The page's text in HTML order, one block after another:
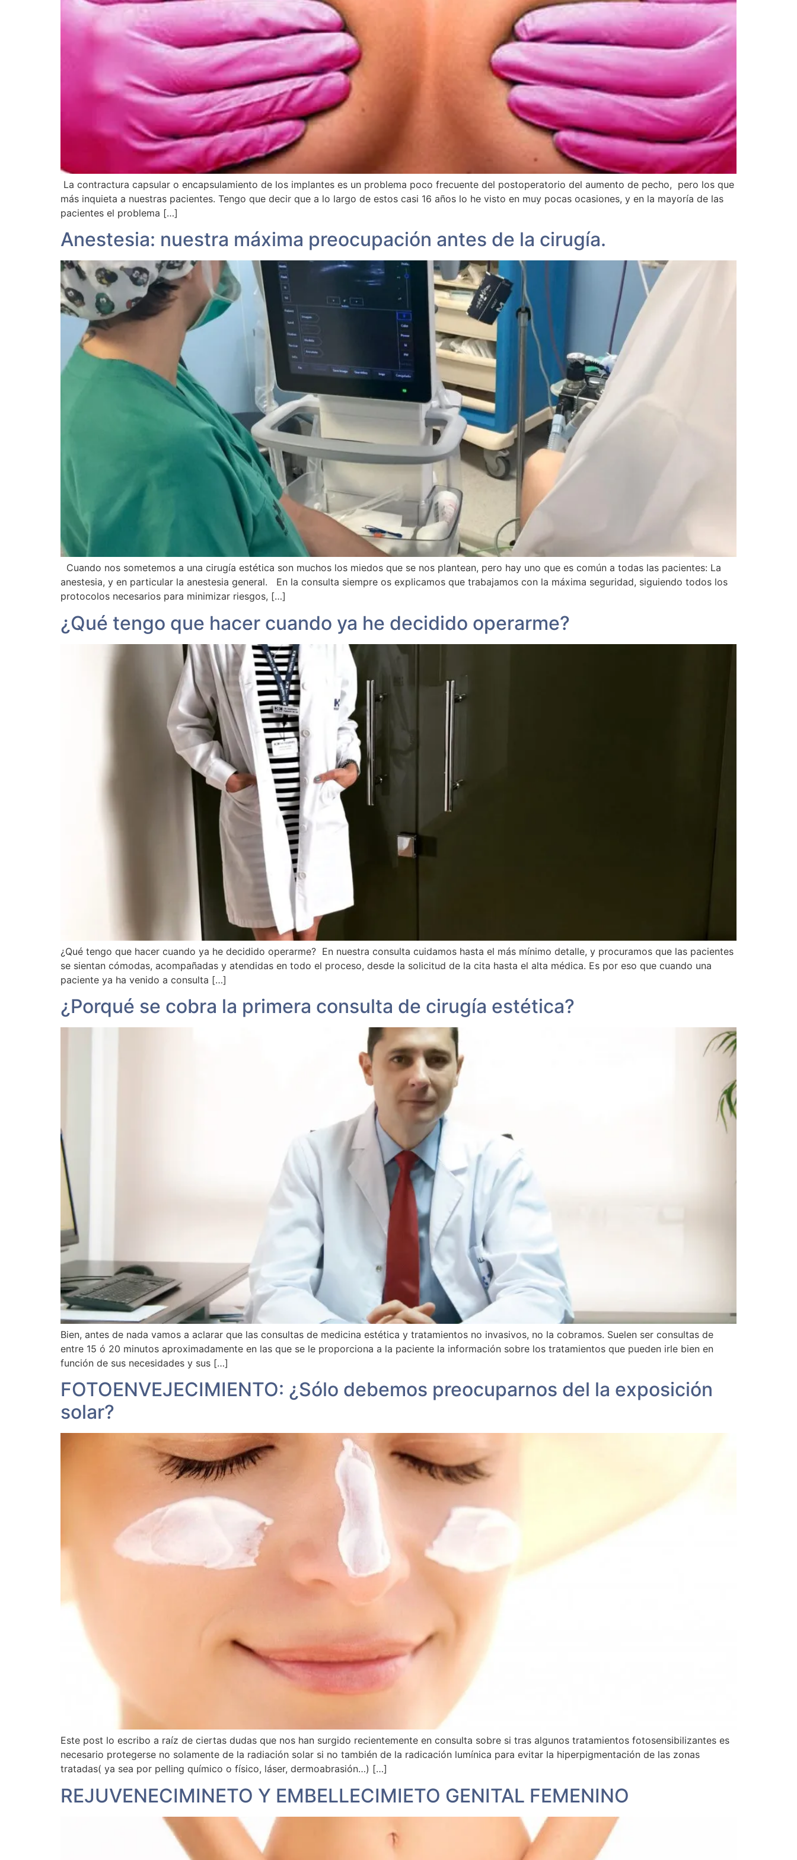
La contractura capsular o encapsulamiento de los implantes es un problema poco frecuente del postoperatorio del aumento de pecho, pero los que
más inquieta a nuestras pacientes. Tengo que decir que a lo largo de estos casi 16 años lo he visto en muy pocas ocasiones, y en la mayoría de las
pacientes el problema […]
Anestesia: nuestra máxima preocupación antes de la cirugía.
Cuando nos sometemos a una cirugía estética son muchos los miedos que se nos plantean, pero hay uno que es común a todas las pacientes: La
anestesia, y en particular la anestesia general. En la consulta siempre os explicamos que trabajamos con la máxima seguridad, siguiendo todos los
protocolos necesarios para minimizar riesgos, […]
¿Qué tengo que hacer cuando ya he decidido operarme?
¿Qué tengo que hacer cuando ya he decidido operarme? En nuestra consulta cuidamos hasta el más mínimo detalle, y procuramos que las pacientes
se sientan cómodas, acompañadas y atendidas en todo el proceso, desde la solicitud de la cita hasta el alta médica. Es por eso que cuando una
paciente ya ha venido a consulta […]
¿Porqué se cobra la primera consulta de cirugía estética?
Bien, antes de nada vamos a aclarar que las consultas de medicina estética y tratamientos no invasivos, no la cobramos. Suelen ser consultas de
entre 15 ó 20 minutos aproximadamente en las que se le proporciona a la paciente la información sobre los tratamientos que pueden irle bien en
función de sus necesidades y sus […]
FOTOENVEJECIMIENTO: ¿Sólo debemos preocuparnos del la exposición
solar?
Este post lo escribo a raíz de ciertas dudas que nos han surgido recientemente en consulta sobre si tras algunos tratamientos fotosensibilizantes es
necesario protegerse no solamente de la radiación solar si no también de la radicación lumínica para evitar la hiperpigmentación de las zonas
tratadas( ya sea por pelling químico o físico, láser, dermoabrasión…) […]
REJUVENECIMINETO Y EMBELLECIMIETO GENITAL FEMENINO